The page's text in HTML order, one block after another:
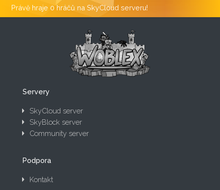
Právě hraje 0 hráčů na SkyCloud serveru!
Servery
SkyCloud server
SkyBlock server
Community server
Podpora
Kontakt